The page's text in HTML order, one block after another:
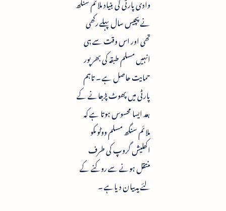
نے پچیس سال پہلے رکھی
تھی اور اس وقت سے ہی
انہیں مسلم طبقہ کی بھرپور
حمایت حاصل ہے ۔ تاہم
پارٹی میں پھوٹ پڑجانے کے
بعد ایسا محسوس ہوتا ہے کہ
ملائم سنگھ مسلم ووٹوںکو
اکھلیش گروپ کی طرف
منتقل ہونے سے روکنے کے
لئے یہ بیان دیاہے ۔